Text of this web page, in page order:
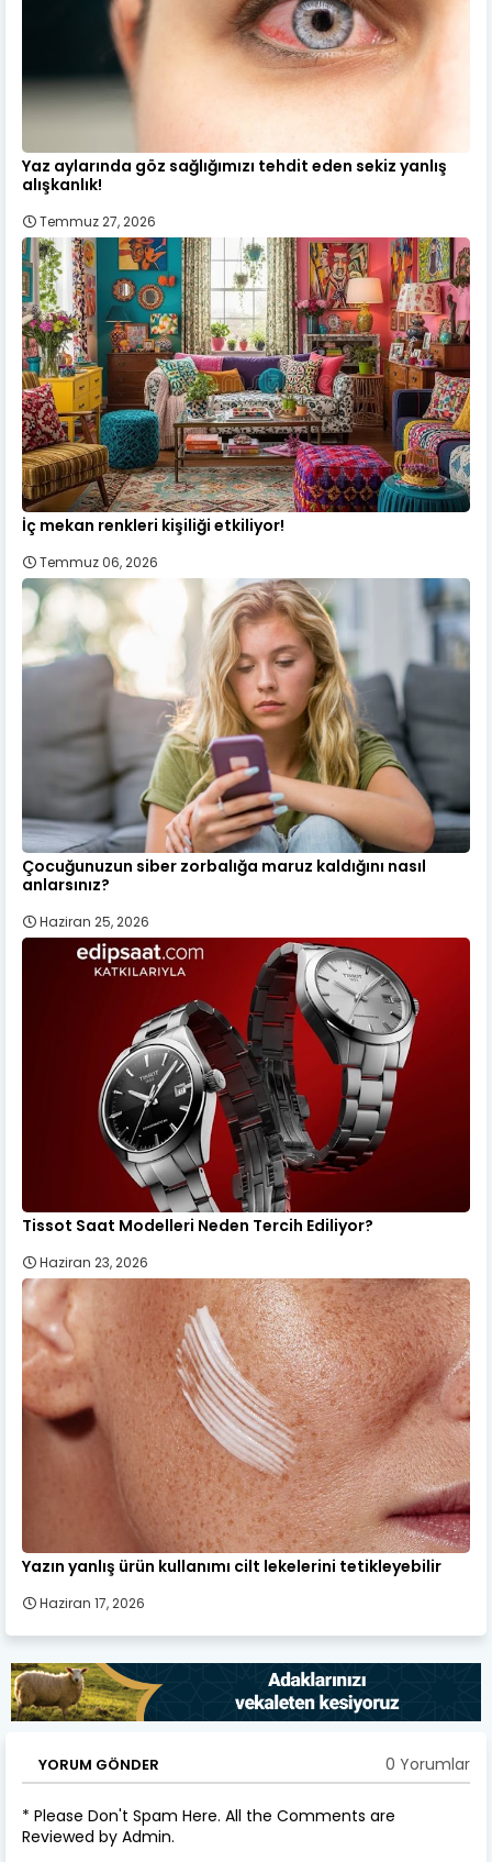
Yaz aylarında göz sağlığımızı tehdit eden sekiz yanlış
alışkanlık!
Temmuz 27, 2026
İç mekan renkleri kişiliği etkiliyor!
Temmuz 06, 2026
Çocuğunuzun siber zorbalığa maruz kaldığını nasıl
anlarsınız?
Haziran 25, 2026
Tissot Saat Modelleri Neden Tercih Ediliyor?
Haziran 23, 2026
Yazın yanlış ürün kullanımı cilt lekelerini tetikleyebilir
Haziran 17, 2026
YORUM GÖNDER 0 Yorumlar
* Please Don't Spam Here. All the Comments are
Reviewed by Admin.